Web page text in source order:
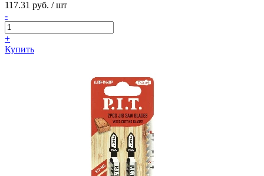
117.31 руб. / шт
-
+
Купить